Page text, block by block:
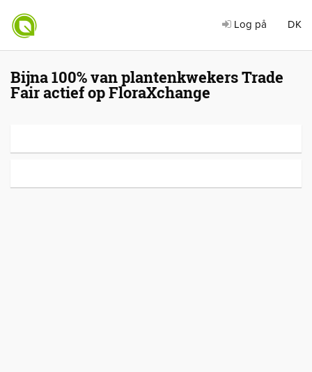
Log på DK
Bijna 100% van plantenkwekers Trade
Fair actief op FloraXchange